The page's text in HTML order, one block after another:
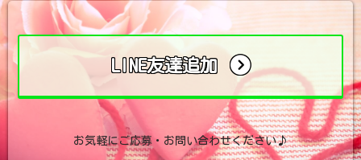
LINE友達追加
お気軽にご応募・お問い合わせください♪